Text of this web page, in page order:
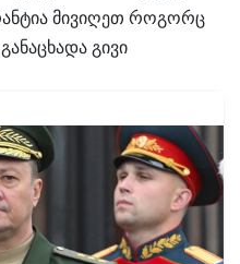
მივიღეთ როგორც
გივი